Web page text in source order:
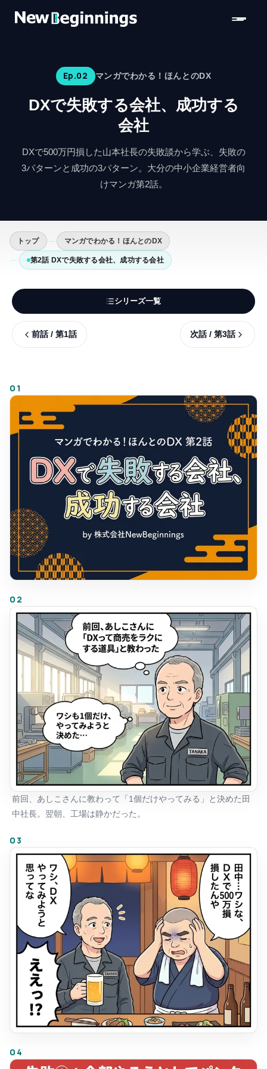
Ep.02 マンガでわかる！ほんとのDX
DXで失敗する会社、成功する
会社
DXで500万円損した山本社長の失敗談から学ぶ、失敗の
3パターンと成功の3パターン。大分の中小企業経営者向
けマンガ第2話。
トップ マンガでわかる！ほんとのDX
第2話 DXで失敗する会社、成功する会社
前話 / 第1話
シリーズ一覧
次話 / 第3話
01
02
前回、あしこさんに教わって「1個だけやってみる」と決めた田
中社長。翌朝、工場は静かだった。
03
04